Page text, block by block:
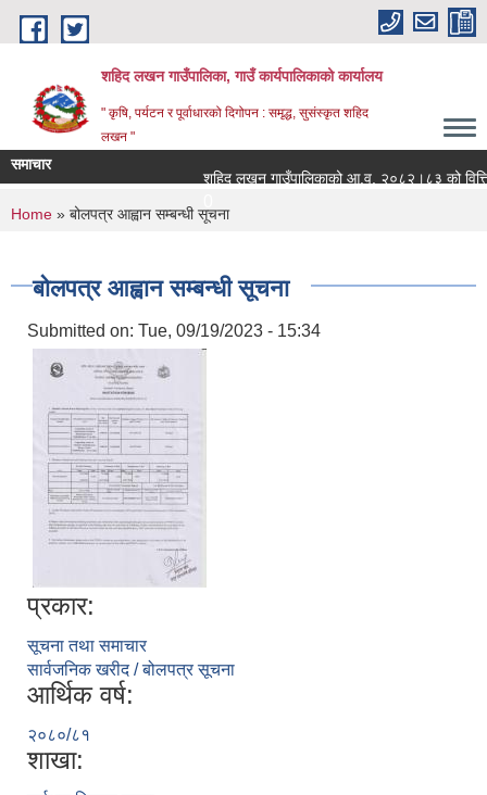
Skip to main content
शहिद लखन गाउँपालिका, गाउँ कार्यपालिकाको कार्यालय
" कृषि, पर्यटन र पूर्वाधारको दिगोपन : समृद्ध, सुसंस्कृत शहिद
लखन "
समाचार
शहिद लखन गाउँपालिकाको आ.व. २०८२।८३ को वित्तिय
You are here
Home » बोलपत्र आह्वान सम्बन्धी सूचना
बोलपत्र आह्वान सम्बन्धी सूचना
Submitted on: Tue, 09/19/2023 - 15:34
प्रकार:
सूचना तथा समाचार
सार्वजनिक खरीद / बोलपत्र सूचना
आर्थिक वर्ष:
२०८०/८१
शाखा: